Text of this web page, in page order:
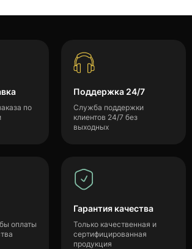
по
Поддержка 24/7
Служба поддержки
клиентов 24/7 без
выходных
оплаты
Гарантия качества
Только качественная и
сертифицированная
продукция